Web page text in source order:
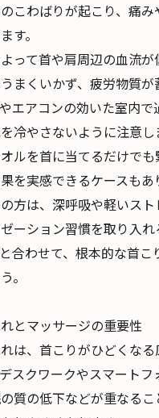
こわばりが起こり、痛
す。
って首や肩周辺の血流
まくいかず、疲労物質が
エアコンの効いた室内
冷やさないように注意
ルを首に当てるだけでも
を実感できるケースもあ
方は、深呼吸や軽いスト
ーション習慣を取り入
合わせて、根本的な首こ
。
とマッサージの重要性
は、首こりがひどくな
スクワークやスマートフ
質の低下などが重なるこ